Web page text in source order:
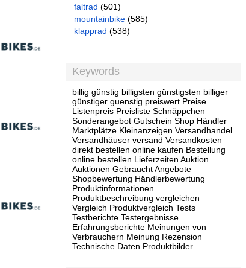
faltrad (501)
mountainbike (585)
klapprad (538)
Keywords
billig günstig billigsten günstigsten billiger
günstiger guenstig preiswert Preise
Listenpreis Preisliste Schnäppchen
Sonderangebot Gutschein Shop Händler
Marktplätze Kleinanzeigen Versandhandel
Versandhäuser versand Versandkosten
direkt bestellen online kaufen Bestellung
online bestellen Lieferzeiten Auktion
Auktionen Gebraucht Angebote
Shopbewertung Händlerbewertung
Produktinformationen
Produktbeschreibung vergleichen
Vergleich Produktvergleich Tests
Testberichte Testergebnisse
Erfahrungsberichte Meinungen von
Verbrauchern Meinung Rezension
Technische Daten Produktbilder